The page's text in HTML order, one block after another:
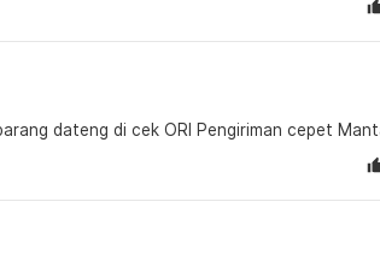
dateng di cek ORI Pengiriman cepet